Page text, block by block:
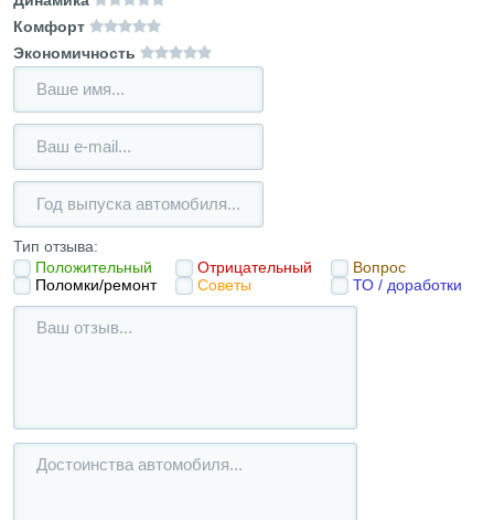
Комфорт
Экономичность
Тип отзыва:
Положительный
Отрицательный
Вопрос
Поломки/ремонт
Советы ТО / доработки